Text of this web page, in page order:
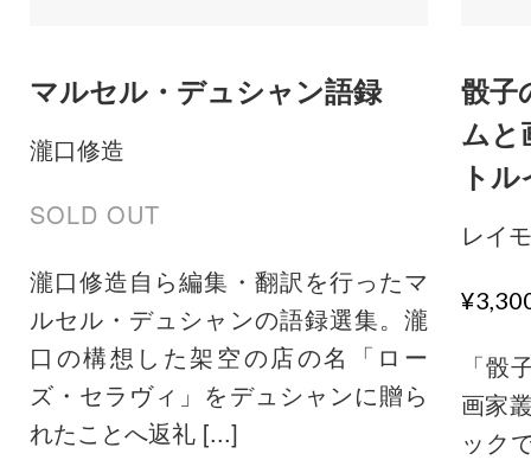
マルセル・デュシャン語録
瀧口修造
SOLD OUT
瀧口修造自ら編集・翻訳を行ったマ
ルセル・デュシャンの語録選集。瀧
口の構想した架空の店の名「ロー
ズ・セラヴィ」をデュシャンに贈ら
れたことへ返礼 [...]
骰子
ムと
ト
レイ
「骰
画家
ック